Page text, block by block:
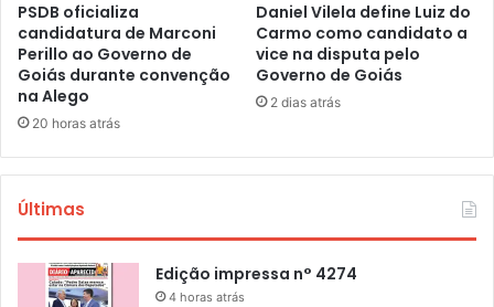
PSDB oficializa
candidatura de Marconi
Perillo ao Governo de
Goiás durante convenção
na Alego
20 horas atrás
Daniel Vilela define Luiz do
Carmo como candidato a
vice na disputa pelo
Governo de Goiás
2 dias atrás
Últimas
Edição impressa n° 4274
4 horas atrás